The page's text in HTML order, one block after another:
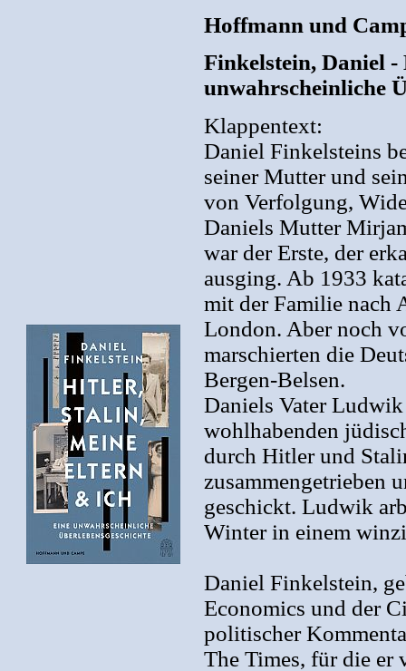
Hoffmann und
Finkelstein, Daniel
unwahrscheinliche
Klappentext:
Daniel Finkelsteins
seiner Mutter und
von Verfolgung,
Daniels Mutter
war der Erste, der
ausging. Ab 1933
mit der Familie nach
London. Aber noch
marschierten die
Bergen-Belsen.
Daniels Vater
wohlhabenden
durch Hitler und
zusammengetrieben
geschickt. Ludwik
Winter in einem
Daniel Finkelstein,
Economics und der
politischer
The Times, für die er